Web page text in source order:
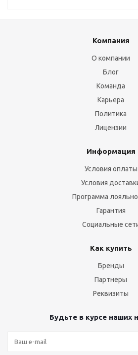
Компания
О компании
Блог
Команда
Карьера
Политика
Лицензии
Информация
Условия оплаты
Условия
Программа
Гарантия
Социальные
Как купить
Бренды
Партнеры
Реквизиты
Будьте в курсе наших